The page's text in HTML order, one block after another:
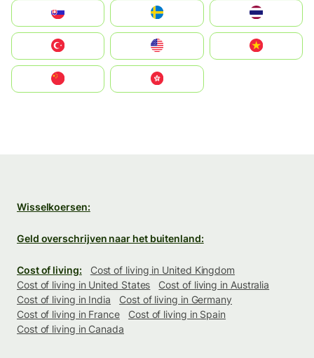
United States
中國香港特別行政區
Wisselkoersen:
Geld overschrijven naar het buitenland:
Cost of living:
Cost of living in United Kingdom
Cost of living in United States
Cost of living in Australia
Cost of living in India
Cost of living in Germany
Cost of living in France
Cost of living in Spain
Cost of living in Canada